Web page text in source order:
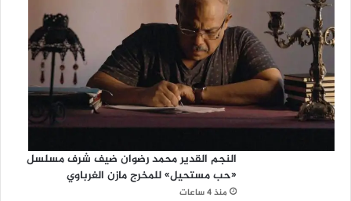
النجم القدير محمد رضوان ضيف شرف مسلسل
«حب مستحيل» للمخرج مازن الغرباوي
منذ 4 ساعات